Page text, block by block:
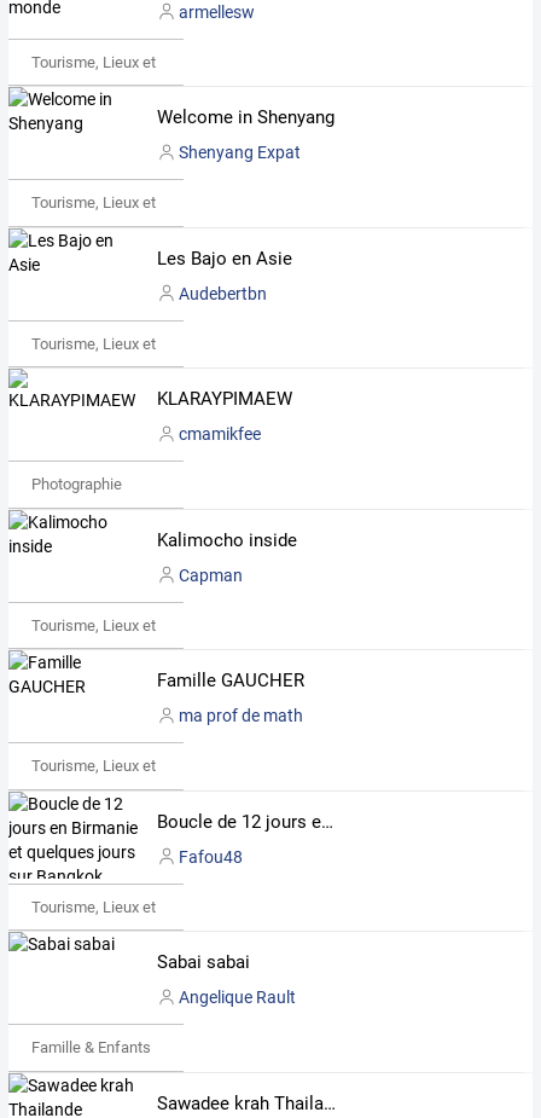
armellesw
Tourisme, Lieux et Événements
Welcome in Shenyang
Shenyang Expat
Tourisme, Lieux et Événements
Les Bajo en Asie
Audebertbn
Tourisme, Lieux et Événements
KLARAYPIMAEW
cmamikfee
Photographie
Kalimocho inside
Capman
Tourisme, Lieux et Événements
Famille GAUCHER
ma prof de math
Tourisme, Lieux et Événements
Boucle de 12 jours en Birmanie et quelques jours sur Bangkok.
Fafou48
Tourisme, Lieux et Événements
Sabai sabai
Angelique Rault
Famille & Enfants
Sawadee krah Thailande